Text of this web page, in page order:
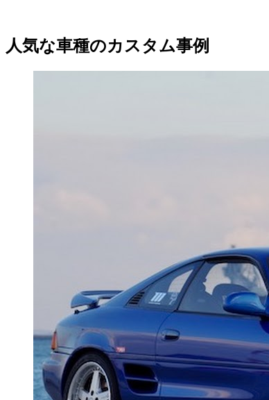
人気な車種のカスタム事例